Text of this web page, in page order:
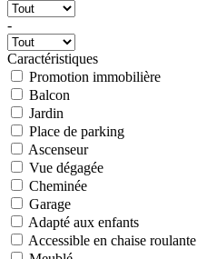
-
Caractéristiques
Promotion immobilière
Balcon
Jardin
Place de parking
Ascenseur
Vue dégagée
Cheminée
Garage
Adapté aux enfants
Accessible en chaise roulante